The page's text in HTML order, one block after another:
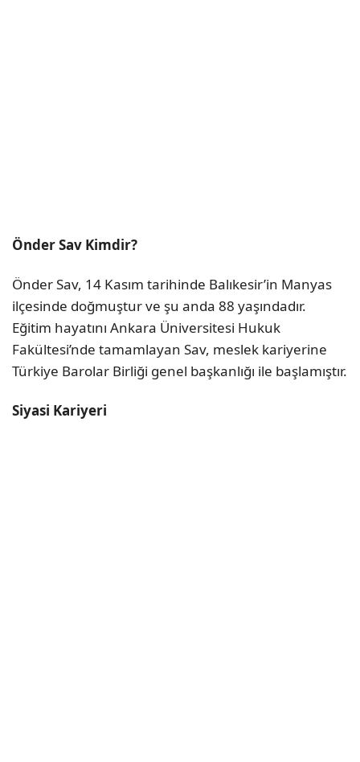
Önder Sav Kimdir?
Önder Sav, 14 Kasım tarihinde Balıkesir’in Manyas
ilçesinde doğmuştur ve şu anda 88 yaşındadır.
Eğitim hayatını Ankara Üniversitesi Hukuk
Fakültesi’nde tamamlayan Sav, meslek kariyerine
Türkiye Barolar Birliği genel başkanlığı ile başlamıştır.
Siyasi Kariyeri